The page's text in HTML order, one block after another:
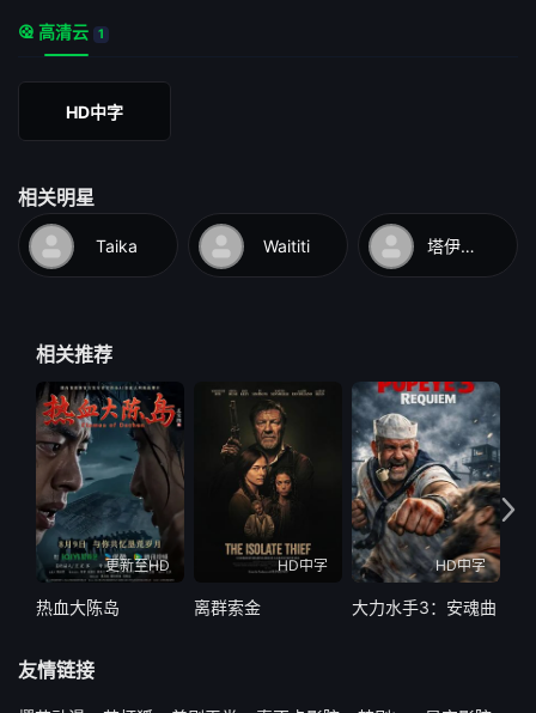
为最伟大的绿灯侠？
高清云 1
HD中字
相关明星
Taika Waititi 塔伊加·维迪提
相关推荐
更新至HD
热血大陈岛
HD中字
离群索金
HD中字
大力水手3：安魂曲
友情链接